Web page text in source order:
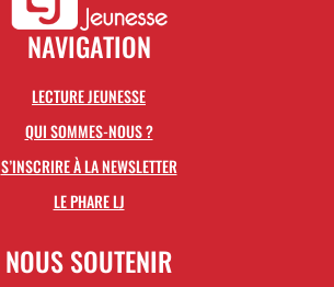
NAVIGATION
LECTURE JEUNESSE
QUI SOMMES-NOUS ?
S’INSCRIRE À LA NEWSLETTER
LE PHARE LJ
NOUS SOUTENIR